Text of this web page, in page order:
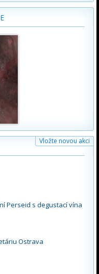
Vložte novou akci
Perseid s degustací vína
Ostrava